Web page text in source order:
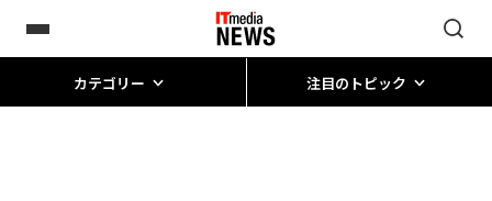
カテゴリー 注目のトピック